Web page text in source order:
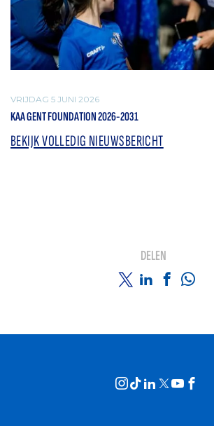
VRIJDAG 5 JUNI 2026
KAA GENT FOUNDATION 2026-2031
BEKIJK VOLLEDIG NIEUWSBERICHT
DELEN